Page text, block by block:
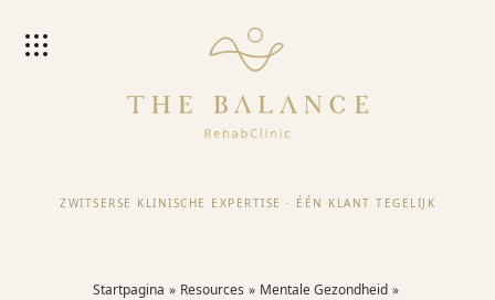
ZWITSERSE KLINISCHE EXPERTISE · ÉÉN KLANT TEGELIJK
Startpagina Resources Mentale Gezondheid